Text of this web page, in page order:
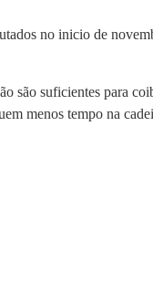
no inicio de
são suficientes para
menos tempo na